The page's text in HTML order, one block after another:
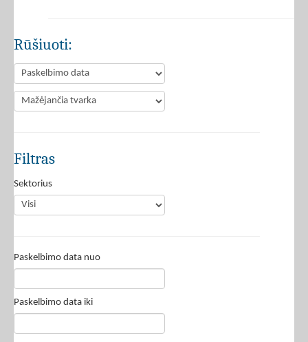
Rūšiuoti:
Filtras
Sektorius
Paskelbimo data nuo
Paskelbimo data iki